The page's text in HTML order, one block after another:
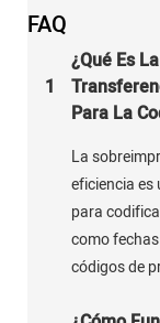
FAQ
1
¿Qué Es
Para La
La
eficiencia
para
como
códigos de